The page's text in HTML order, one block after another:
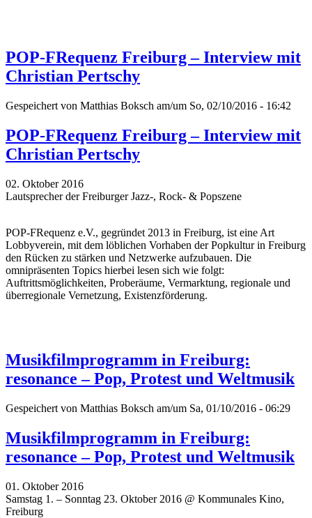
POP-FRequenz Freiburg – Interview mit
Christian Pertschy
Gespeichert von Matthias Boksch am/um So, 02/10/2016 - 16:42
POP-FRequenz Freiburg – Interview mit
Christian Pertschy
02. Oktober 2016
Lautsprecher der Freiburger Jazz-, Rock- & Popszene
POP-FRequenz e.V., gegründet 2013 in Freiburg, ist eine Art
Lobbyverein, mit dem löblichen Vorhaben der Popkultur in Freiburg
den Rücken zu stärken und Netzwerke aufzubauen. Die
omnipräsenten Topics hierbei lesen sich wie folgt:
Auftrittsmöglichkeiten, Proberäume, Vermarktung, regionale und
überregionale Vernetzung, Existenzförderung.
Musikfilmprogramm in Freiburg:
resonance – Pop, Protest und Weltmusik
Gespeichert von Matthias Boksch am/um Sa, 01/10/2016 - 06:29
Musikfilmprogramm in Freiburg:
resonance – Pop, Protest und Weltmusik
01. Oktober 2016
Samstag 1. – Sonntag 23. Oktober 2016 @ Kommunales Kino,
Freiburg